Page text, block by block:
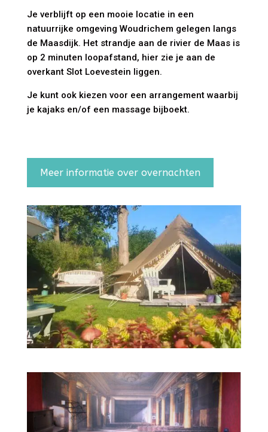
Je verblijft op een mooie locatie in een
natuurrijke omgeving Woudrichem gelegen langs
de Maasdijk. Het strandje aan de rivier de Maas is
op 2 minuten loopafstand, hier zie je aan de
overkant Slot Loevestein liggen.
Je kunt ook kiezen voor een arrangement waarbij
je kajaks en/of een massage bijboekt.
Meer informatie over overnachten